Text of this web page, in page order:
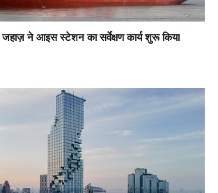
ने आइस स्टेशन का सर्वेक्षण कार्य शुरू किया